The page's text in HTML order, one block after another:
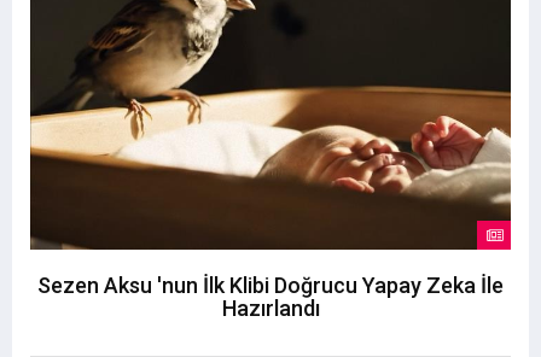
Sezen Aksu 'nun İlk Klibi Doğrucu Yapay Zeka İle
Hazırlandı